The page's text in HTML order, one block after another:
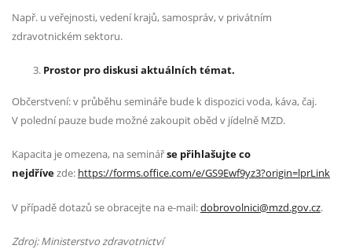
Např. u veřejnosti, vedení krajů, samospráv, v privátním
zdravotnickém sektoru.
Prostor pro diskusi aktuálních témat.
Občerstvení: v průběhu semináře bude k dispozici voda, káva, čaj.
V polední pauze bude možné zakoupit oběd v jídelně MZD.
Kapacita je omezena, na seminářse přihlašujte co
nejdřívezde: https://forms.office.com/e/GS9Ewf9yz3?origin=lprLink
V případě dotazů se obracejte na e-mail:dobrovolnici@mzd.gov.cz.
Zdroj: Ministerstvo zdravotnictví